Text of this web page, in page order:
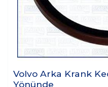
Volvo Arka Krank
Yönünde